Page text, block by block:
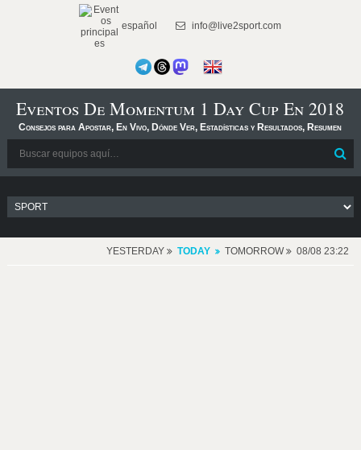
español info@live2sport.com
Eventos De Momentum 1 Day Cup En 2018
Consejos para Apostar, En Vivo, Dónde Ver, Estadísticas y Resultados, Resumen
YESTERDAY TODAY TOMORROW 08/08 23:22